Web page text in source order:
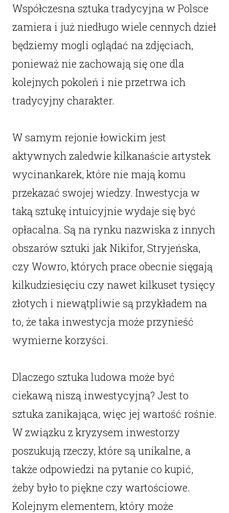
Współczesna sztuka tradycyjna w Polsce
zamiera i już niedługo wiele cennych dzieł
będziemy mogli oglądać na zdjęciach,
ponieważ nie zachowają się one dla
kolejnych pokoleń i nie przetrwa ich
tradycyjny charakter.
W samym rejonie łowickim jest
aktywnych zaledwie kilkanaście artystek
wycinankarek, które nie mają komu
przekazać swojej wiedzy. Inwestycja w
taką sztukę intuicyjnie wydaje się być
opłacalna. Są na rynku nazwiska z innych
obszarów sztuki jak Nikifor, Stryjeńska,
czy Wowro, których prace obecnie sięgają
kilkudziesięciu czy nawet kilkuset tysięcy
złotych i niewątpliwie są przykładem na
to, że taka inwestycja może przynieść
wymierne korzyści.
Dlaczego sztuka ludowa może być
ciekawą niszą inwestycyjną? Jest to
sztuka zanikająca, więc jej wartość rośnie.
W związku z kryzysem inwestorzy
poszukują rzeczy, które są unikalne, a
także odpowiedzi na pytanie co kupić,
żeby było to piękne czy wartościowe.
Kolejnym elementem, który może